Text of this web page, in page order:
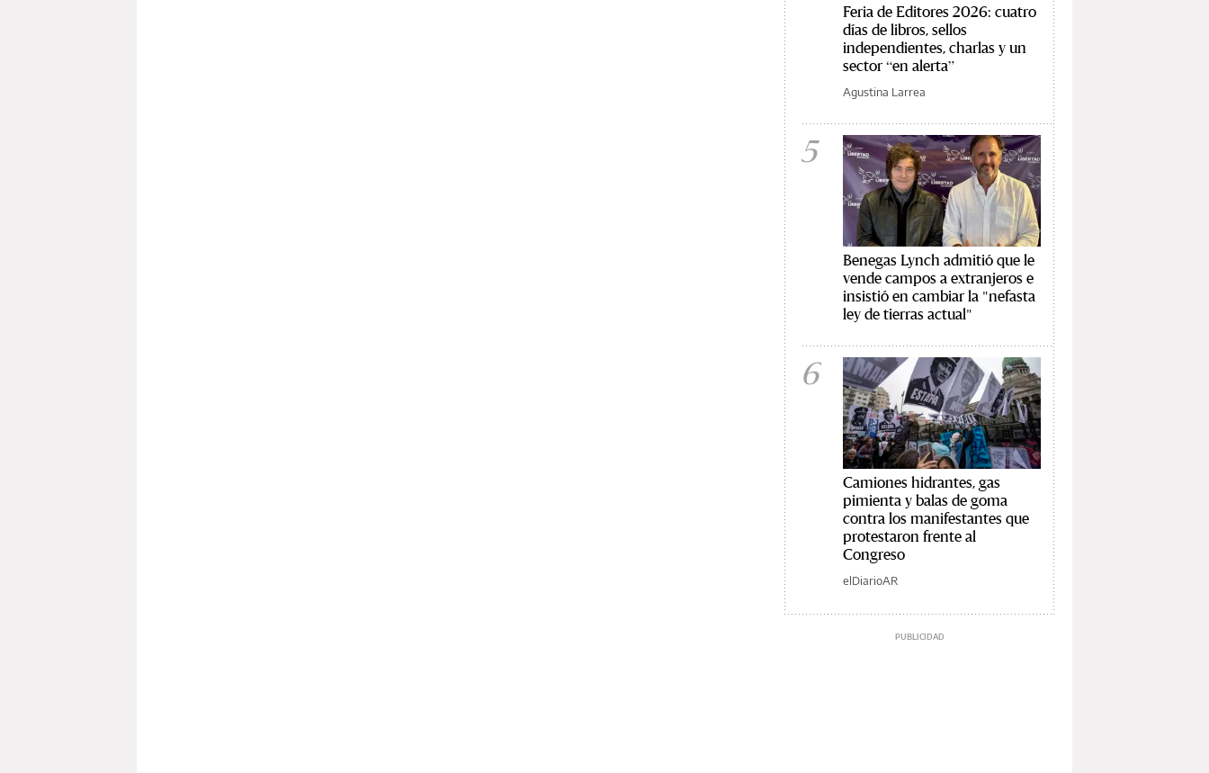
Feria de Editores 2026: cuatro
días de libros, sellos
independientes, charlas y un
sector “en alerta”
Agustina Larrea
5
Benegas Lynch admitió que le
vende campos a extranjeros e
insistió en cambiar la "nefasta
ley de tierras actual"
6
Camiones hidrantes, gas
pimienta y balas de goma
contra los manifestantes que
protestaron frente al
Congreso
elDiarioAR